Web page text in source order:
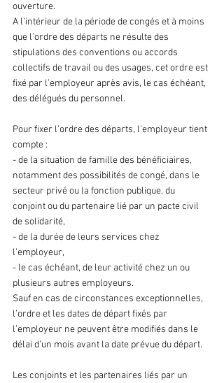
ouverture.
A l’intérieur de la période de congés et à moins
que l’ordre des départs ne résulte des
stipulations des conventions ou accords
collectifs de travail ou des usages, cet ordre est
fixé par l’employeur après avis, le cas échéant,
des délégués du personnel.
Pour fixer l’ordre des départs, l’employeur tient
compte :
- de la situation de famille des bénéficiaires,
notamment des possibilités de congé, dans le
secteur privé ou la fonction publique, du
conjoint ou du partenaire lié par un pacte civil
de solidarité,
- de la durée de leurs services chez
l’employeur,
- le cas échéant, de leur activité chez un ou
plusieurs autres employeurs.
Sauf en cas de circonstances exceptionnelles,
l’ordre et les dates de départ fixés par
l’employeur ne peuvent être modifiés dans le
délai d’un mois avant la date prévue du départ.
Les conjoints et les partenaires liés par un